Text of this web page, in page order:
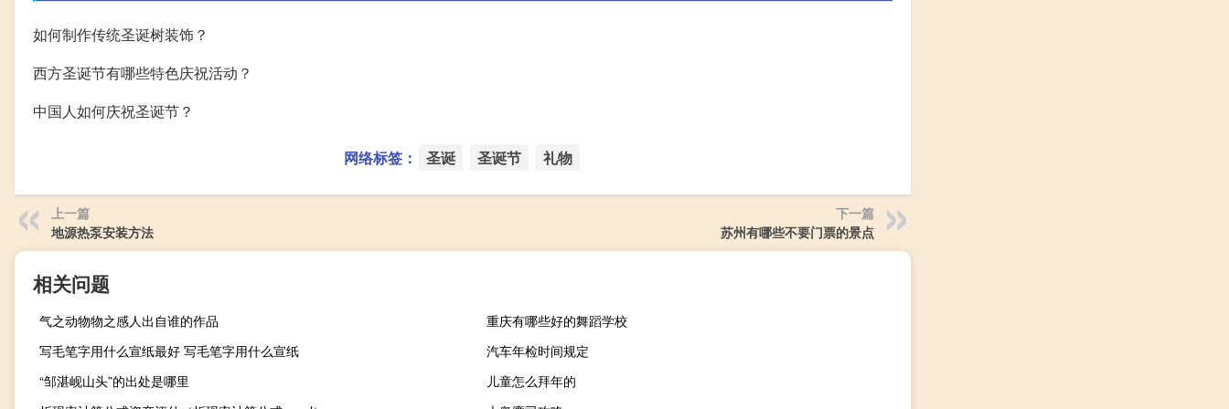
如何制作传统圣诞树装饰？
西方圣诞节有哪些特色庆祝活动？
中国人如何庆祝圣诞节？
网络标签： 圣诞 圣诞节 礼物
上一篇
地源热泵安装方法
下一篇
苏州有哪些不要门票的景点
相关问题
气之动物物之感人出自谁的作品
重庆有哪些好的舞蹈学校
写毛笔字用什么宣纸最好 写毛笔字用什么宣纸
汽车年检时间规定
“邹湛岘山头”的出处是哪里
儿童怎么拜年的